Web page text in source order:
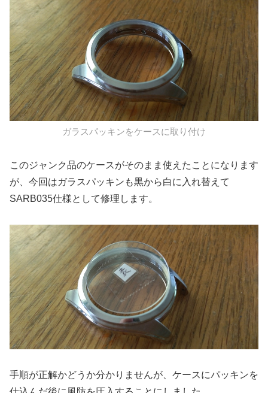
ガラスパッキンをケースに取り付け
このジャンク品のケースがそのまま使えたことになります
が、今回はガラスパッキンも黒から白に入れ替えて
SARB035仕様として修理します。
手順が正解かどうか分かりませんが、ケースにパッキンを